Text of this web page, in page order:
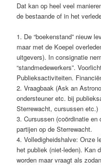
Dat kan op heel veel
de bestaande of in het
1. De “boekenstand” nieuw
maar met de Koepel
uitgevers). In consignatie
“standmedewerkers”.
Publieksactiviteiten.
2. Vraagbaak (Ask an
ondersteuner etc. bij
Sterrewacht, cursussen etc.)
3. Cursussen (coördinatie en
partijen op de Sterrewacht.
4. Volledigheidshalve: Onze
het publiek (niet-leden). Kan
worden maar vraagt als